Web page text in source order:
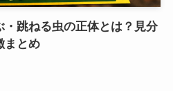
・跳ねる虫の正体とは？見分
まとめ